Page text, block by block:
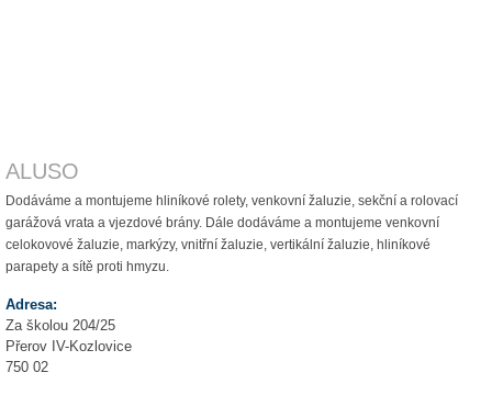
ALUSO
Dodáváme a montujeme hliníkové rolety, venkovní žaluzie, sekční a rolovací
garážová vrata a vjezdové brány. Dále dodáváme a montujeme venkovní
celokovové žaluzie, markýzy, vnitřní žaluzie, vertikální žaluzie, hliníkové
parapety a sítě proti hmyzu.
Adresa:
Za školou 204/25
Přerov IV-Kozlovice
750 02